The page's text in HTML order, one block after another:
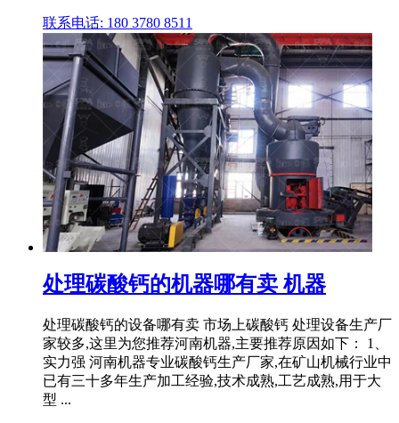
联系电话: 180 3780 8511
处理碳酸钙的机器哪有卖 机器
处理碳酸钙的设备哪有卖 市场上碳酸钙 处理设备生产厂
家较多,这里为您推荐河南机器,主要推荐原因如下： 1、
实力强 河南机器专业碳酸钙生产厂家,在矿山机械行业中
已有三十多年生产加工经验,技术成熟,工艺成熟,用于大
型 ...